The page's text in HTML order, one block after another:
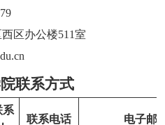
西区办公楼511室
联系方式
系
联系电话 电子邮